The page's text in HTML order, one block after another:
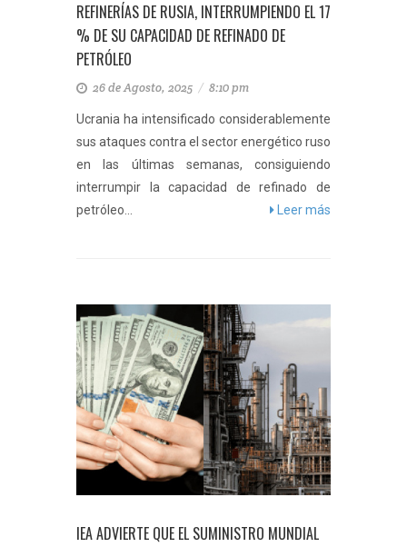
REFINERÍAS DE RUSIA, INTERRUMPIENDO EL 17
% DE SU CAPACIDAD DE REFINADO DE
PETRÓLEO
26 de Agosto, 2025 / 8:10 pm
Ucrania ha intensificado considerablemente
sus ataques contra el sector energético ruso
en las últimas semanas, consiguiendo
interrumpir la capacidad de refinado de
petróleo...
Leer más
IEA ADVIERTE QUE EL SUMINISTRO MUNDIAL